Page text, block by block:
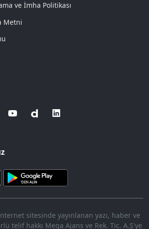
ve İmha Politikası
Metni
sitesinde yayınlanan yazı, haber ve
telif hakkı Mega Ajans ve Rek. Tic. A.Ş'ye